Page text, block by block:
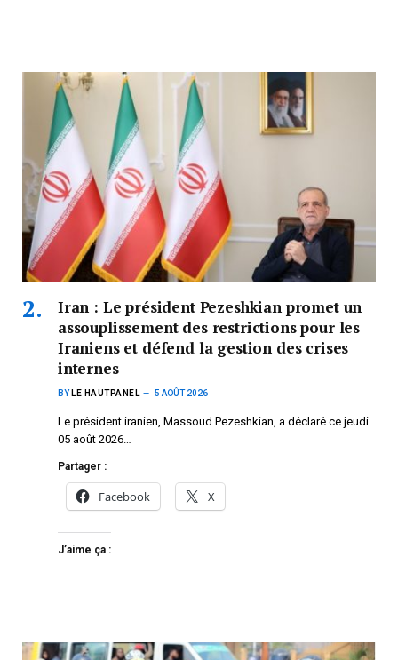
Iran : Le président Pezeshkian promet un
assouplissement des restrictions pour les
Iraniens et défend la gestion des crises
internes
BY LE HAUTPANEL 5 AOÛT 2026
Le président iranien, Massoud Pezeshkian, a déclaré ce jeudi
05 août 2026…
Partager :
Facebook X
J’aime ça :